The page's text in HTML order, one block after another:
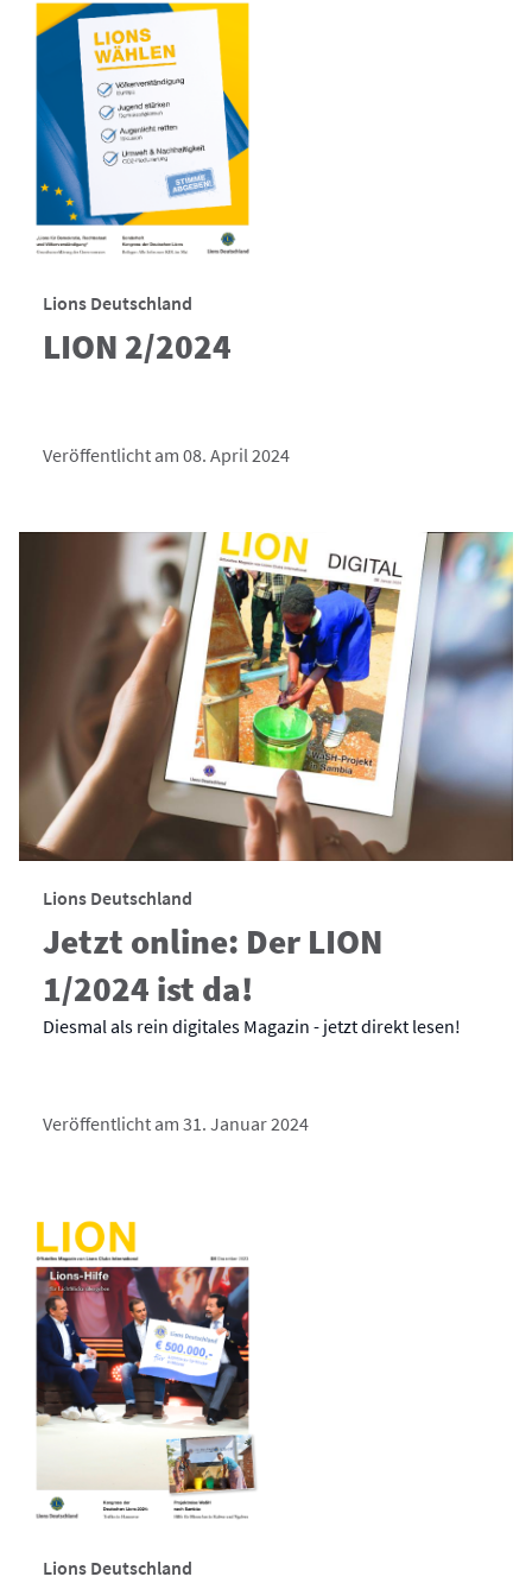
Lions Deutschland
LION 2/2024
Veröffentlicht am 08. April 2024
Lions Deutschland
Jetzt online: Der LION
1/2024 ist da!
Diesmal als rein digitales Magazin - jetzt direkt lesen!
Veröffentlicht am 31. Januar 2024
Lions Deutschland